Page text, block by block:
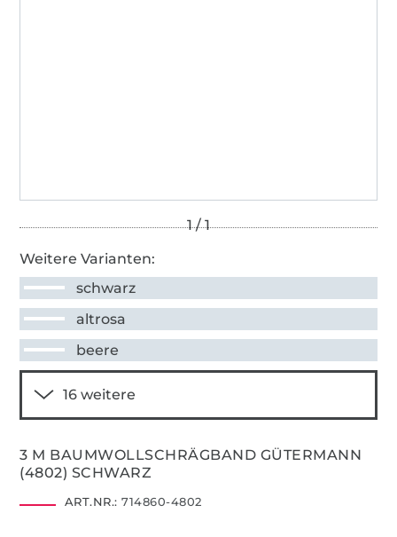
Weitere Varianten:
schwarz
altrosa
beere
3 M BAUMWOLLSCHRÄGBAND GÜTERMANN
(4802) SCHWARZ
ART.NR.: 714860-4802